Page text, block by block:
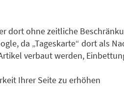
dort ohne zeitliche
da „Tageskarte“ dort als
verbaut werden,
Ihrer Seite zu erhöhen